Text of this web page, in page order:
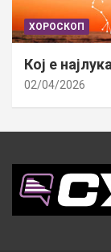
ХОРОСКОП
Кој е
02/04/2026